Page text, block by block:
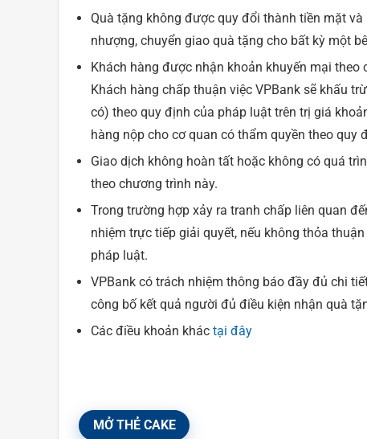
Quà tặng không được quy đổi thành tiền mặt
nhượng, chuyển giao quà tặng cho bất kỳ một
Khách hàng được nhận khoản khuyến mại
Khách hàng chấp thuận việc VPBank sẽ khấu
có) theo quy định của pháp luật trên trị giá
hàng nộp cho cơ quan có thẩm quyền theo quy
Giao dịch không hoàn tất hoặc không có quá
theo chương trình này.
Trong trường hợp xảy ra tranh chấp liên quan
nhiệm trực tiếp giải quyết, nếu không thỏa
pháp luật.
VPBank có trách nhiệm thông báo đầy đủ chi
công bố kết quả người đủ điều kiện nhận quà
Các điều khoản khác tại đây
MỞ THẺ CAKE